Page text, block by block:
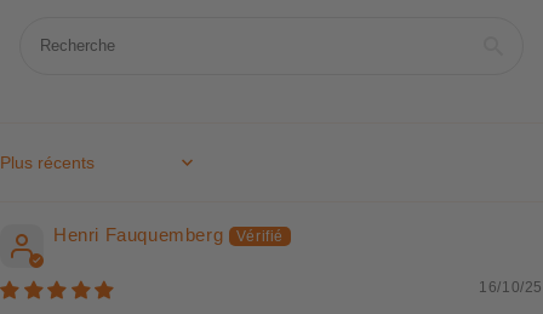
Sort by
Henri Fauquemberg
16/10/25